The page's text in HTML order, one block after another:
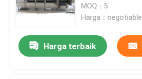
MOQ：5
Harga：negotiable
Harga terbaik